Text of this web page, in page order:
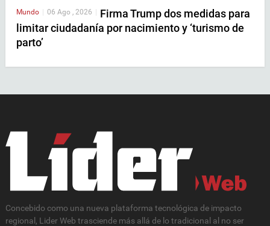
Mundo | 06 Ago , 2026 | Firma Trump dos medidas para
limitar ciudadanía por nacimiento y ‘turismo de
parto’
Concebido como una nueva plataforma tecnológica de impacto
regional, Lider Web trasciende más allá de lo tradicional al no ser